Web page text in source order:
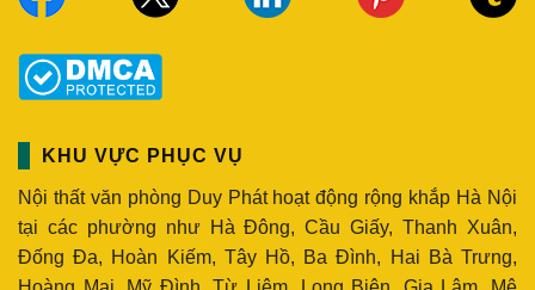
KHU VỰC PHỤC VỤ
Nội thất văn phòng Duy Phát hoạt động rộng khắp Hà Nội
tại các phường như Hà Đông, Cầu Giấy, Thanh Xuân,
Đống Đa, Hoàn Kiếm, Tây Hồ, Ba Đình, Hai Bà Trưng,